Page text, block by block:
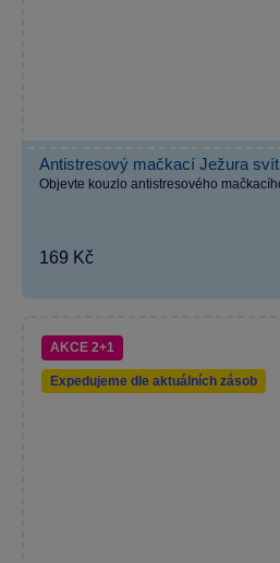
Antistresový mačkací Ježura
Objevte kouzlo antistresového
169 Kč
AKCE 2+1
Expedujeme dle aktuálních zásob